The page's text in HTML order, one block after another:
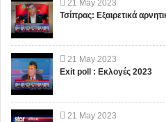
21 May 2023
Τσίπρας: Εξαιρετικά
21 May 2023
Exit poll : Εκλογές 2023
21 May 2023